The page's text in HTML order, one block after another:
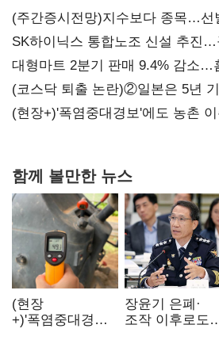
(주간증시전망)지수보다 종목…선
SK하이닉스 통합노조 신설 추진
불만 확산
대형마트 2분기 판매 9.4% 감소…
(코스닥 퇴출 논란)②일본은 5년
당장 퇴출?…시간만으론 부족한
(현장+)'폭염중대경보'에도 농촌
함께 볼만한 뉴스
(현장
+)'폭염중대경보'
장윤기 은폐·
조작 이후로도